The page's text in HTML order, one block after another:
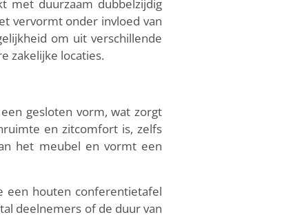
met duurzaam dubbelzijdig
vervormt onder invloed van
om uit verschillende
zakelijke locaties.
gesloten vorm, wat zorgt
en zitcomfort is, zelfs
het meubel en vormt een
een houten conferentietafel
deelnemers of de duur van